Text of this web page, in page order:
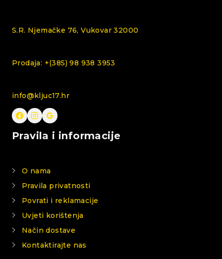
S.R. Njemačke 76, Vukovar 32000
Prodaja: +(385) 98 938 3953
info@kljuc17.hr
Pravila i informacije
O nama
Pravila privatnosti
Povrati i reklamacije
Uvjeti korištenja
Način dostave
Kontaktirajte nas